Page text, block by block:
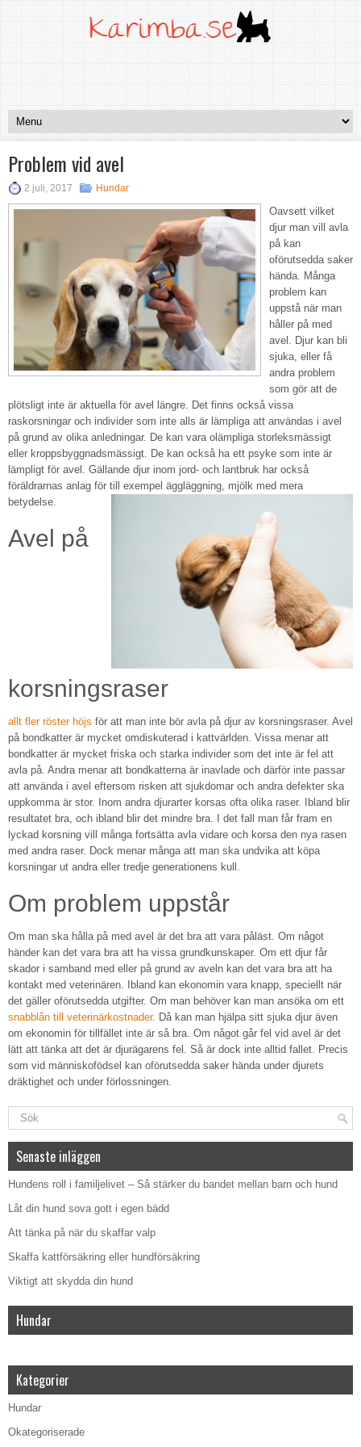
Problem vid avel
2 juli, 2017 Hundar
Oavsett vilket
djur man vill avla
på kan
oförutsedda saker
hända. Många
problem kan
uppstå när man
håller på med
avel. Djur kan bli
sjuka, eller få
andra problem
som gör att de
plötsligt inte är aktuella för avel längre. Det finns också vissa
raskorsningar och individer som inte alls är lämpliga att användas i avel
på grund av olika anledningar. De kan vara olämpliga storleksmässigt
eller kroppsbyggnadsmässigt. De kan också ha ett psyke som inte är
lämpligt för avel. Gällande djur inom jord- och lantbruk har också
föräldrarnas anlag för till exempel äggläggning, mjölk med mera
betydelse.
Avel på
korsningsraser
allt fler röster höjs för att man inte bör avla på djur av korsningsraser. Avel
på bondkatter är mycket omdiskuterad i kattvärlden. Vissa menar att
bondkatter är mycket friska och starka individer som det inte är fel att
avla på. Andra menar att bondkatterna är inavlade och därför inte passar
att använda i avel eftersom risken att sjukdomar och andra defekter ska
uppkomma är stor. Inom andra djurarter korsas ofta olika raser. Ibland blir
resultatet bra, och ibland blir det mindre bra. I det fall man får fram en
lyckad korsning vill många fortsätta avla vidare och korsa den nya rasen
med andra raser. Dock menar många att man ska undvika att köpa
korsningar ut andra eller tredje generationens kull.
Om problem uppstår
Om man ska hålla på med avel är det bra att vara påläst. Om något
händer kan det vara bra att ha vissa grundkunskaper. Om ett djur får
skador i samband med eller på grund av aveln kan det vara bra att ha
kontakt med veterinären. Ibland kan ekonomin vara knapp, speciellt när
det gäller oförutsedda utgifter. Om man behöver kan man ansöka om ett
snabblån till veterinärkostnader. Då kan man hjälpa sitt sjuka djur även
om ekonomin för tillfället inte är så bra. Om något går fel vid avel är det
lätt att tänka att det är djurägarens fel. Så är dock inte alltid fallet. Precis
som vid människofödsel kan oförutsedda saker hända under djurets
dräktighet och under förlossningen.
Senaste inläggen
Hundens roll i familjelivet – Så stärker du bandet mellan barn och hund
Låt din hund sova gott i egen bädd
Att tänka på när du skaffar valp
Skaffa kattförsäkring eller hundförsäkring
Viktigt att skydda din hund
Hundar
Kategorier
Hundar
Okategoriserade